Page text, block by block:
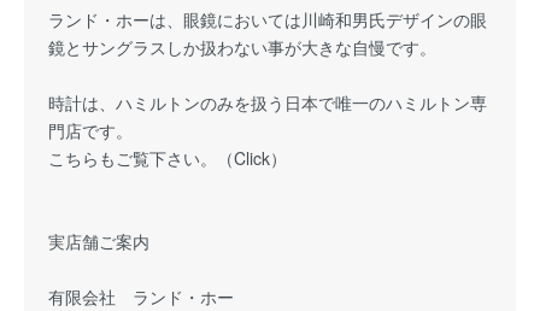
ランド・ホーは、眼鏡においては川崎和男氏デザインの眼
鏡とサングラスしか扱わない事が大きな自慢です。
時計は、ハミルトンのみを扱う日本で唯一のハミルトン専
門店です。
こちらもご覧下さい。（Click）
実店舗ご案内
有限会社 ランド・ホー